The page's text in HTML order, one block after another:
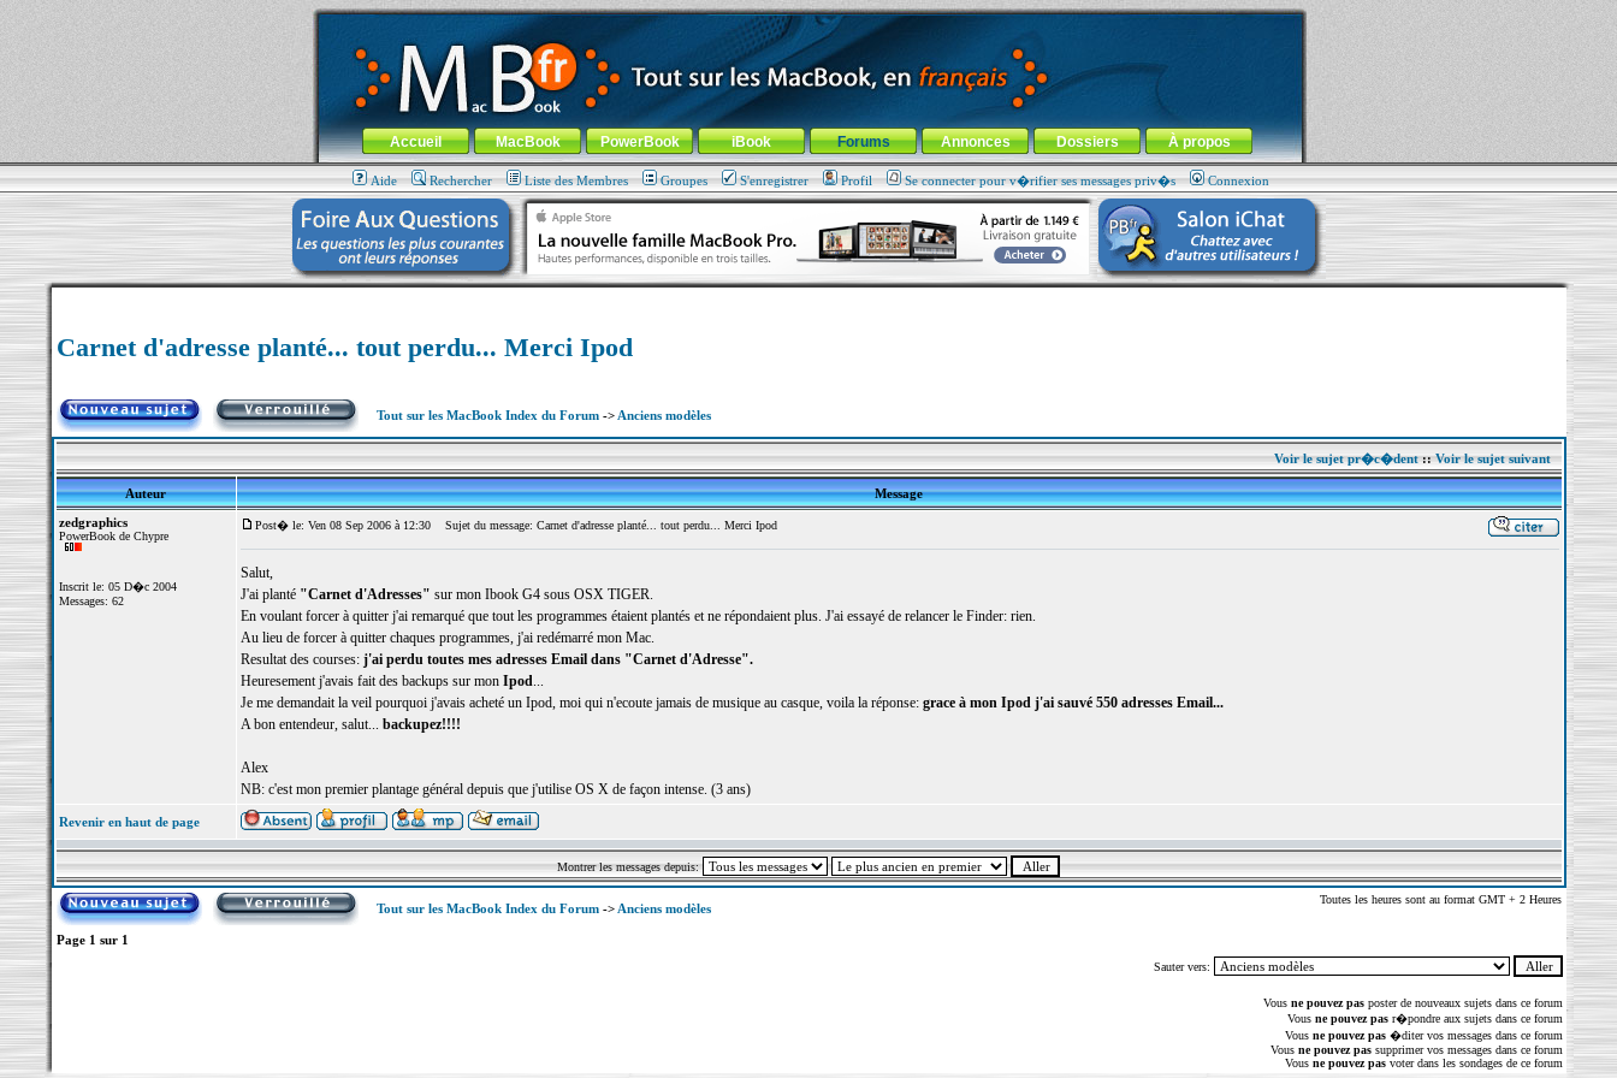
MacBook-fr.com : 100% Apple... 100% nomade !
Aller au contenu-Aller au menu général-Aller au menu de la rubrique
Menu général
Accueil MacBook PowerBook iBook Forums Annonces Dossiers À propos
Aide Rechercher Liste des Membres Groupes S'enregistrer Profil Se connecter pour v�rifier ses messages priv�s Connexion
Carnet d'adresse planté... tout perdu... Merci Ipod
Tout sur les MacBook Index du Forum-> Anciens modèles
Voir le sujet pr�c�dent::Voir le sujet suivant
Auteur
Message
zedgraphics
PowerBook de Chypre
Inscrit le: 05 D�c 2004
Messages: 62
Post� le: Ven 08 Sep 2006 à 12:30 Sujet du message: Carnet d'adresse planté... tout perdu... Merci Ipod
Salut,
J'ai planté "Carnet d'Adresses" sur mon Ibook G4 sous OSX TIGER.
En voulant forcer à quitter j'ai remarqué que tout les programmes étaient plantés et ne répondaient plus. J'ai essayé de relancer le Finder: rien.
Au lieu de forcer à quitter chaques programmes, j'ai redémarré mon Mac.
Resultat des courses: j'ai perdu toutes mes adresses Email dans "Carnet d'Adresse".
Heuresement j'avais fait des backups sur mon Ipod...
Je me demandait la veil pourquoi j'avais acheté un Ipod, moi qui n'ecoute jamais de musique au casque, voila la réponse: grace à mon Ipod j'ai sauvé 550 adresses Email...
A bon entendeur, salut... backupez!!!!
Alex
NB: c'est mon premier plantage général depuis que j'utilise OS X de façon intense. (3 ans)
Revenir en haut de page
Montrer les messages depuis:
Tout sur les MacBook Index du Forum-> Anciens modèles
Toutes les heures sont au format GMT + 2 Heures
Page 1 sur 1
Sauter vers:
Vous ne pouvez pasposter de nouveaux sujets dans ce forum
Vous ne pouvez pasr�pondre aux sujets dans ce forum
Vous ne pouvez pas�diter vos messages dans ce forum
Vous ne pouvez passupprimer vos messages dans ce forum
Vous ne pouvez pasvoter dans les sondages de ce forum